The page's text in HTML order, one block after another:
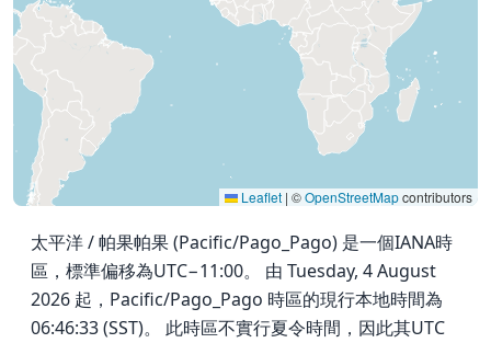
Leaflet | ©OpenStreetMapcontributors
太平洋 / 帕果帕果 (Pacific/Pago_Pago) 是一個IANA時
區，標準偏移為UTC−11:00。 由 Tuesday, 4 August
2026 起，Pacific/Pago_Pago 時區的現行本地時間為
06:46:33 (SST)。 此時區不實行夏令時間，因此其UTC